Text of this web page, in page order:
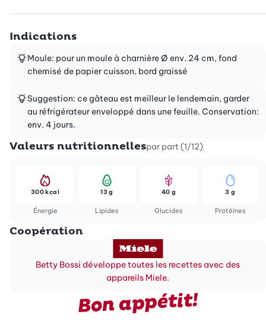
Indications
Moule: pour un moule à charnière Ø env. 24 cm, fond
chemisé de papier cuisson, bord graissé
Suggestion: ce gâteau est meilleur le lendemain, garder
au réfrigérateur enveloppé dans une feuille. Conservation:
env. 4 jours.
Valeurs nutritionnellespar part (1/12)
Énergie
300 kcal
Lipides
13 g
Glucides
40 g
Protéines
3 g
Coopération
Betty Bossi développe toutes les recettes avec des
appareils Miele.
Bon appétit!